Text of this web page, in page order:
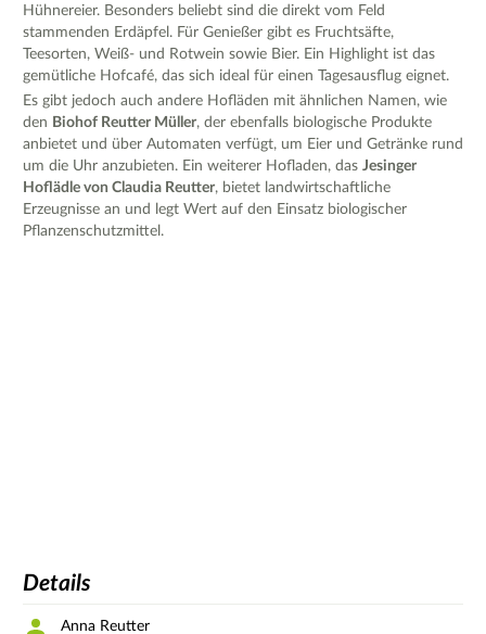
Hühnereier. Besonders beliebt sind die direkt vom Feld
stammenden Erdäpfel. Für Genießer gibt es Fruchtsäfte,
Teesorten, Weiß- und Rotwein sowie Bier. Ein Highlight ist das
gemütliche Hofcafé, das sich ideal für einen Tagesausflug eignet.
Es gibt jedoch auch andere Hofläden mit ähnlichen Namen, wie
den Biohof Reutter Müller, der ebenfalls biologische Produkte
anbietet und über Automaten verfügt, um Eier und Getränke rund
um die Uhr anzubieten. Ein weiterer Hofladen, das Jesinger
Hoflädle von Claudia Reutter, bietet landwirtschaftliche
Erzeugnisse an und legt Wert auf den Einsatz biologischer
Pflanzenschutzmittel.
Details
Anna Reutter